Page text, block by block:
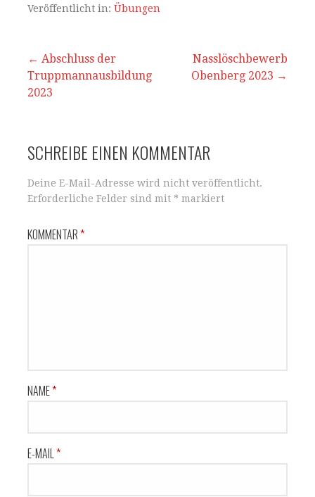
s
p
p
e
o
o
l
n
Veröffentlicht in: Übungen
Beitrags-
Navigation
← Abschluss der
Truppmannausbildung
2023
Nasslöschbewerb
Obenberg 2023 →
SCHREIBE EINEN KOMMENTAR
Deine E-Mail-Adresse wird nicht veröffentlicht.
Erforderliche Felder sind mit * markiert
KOMMENTAR*
NAME*
E-MAIL*